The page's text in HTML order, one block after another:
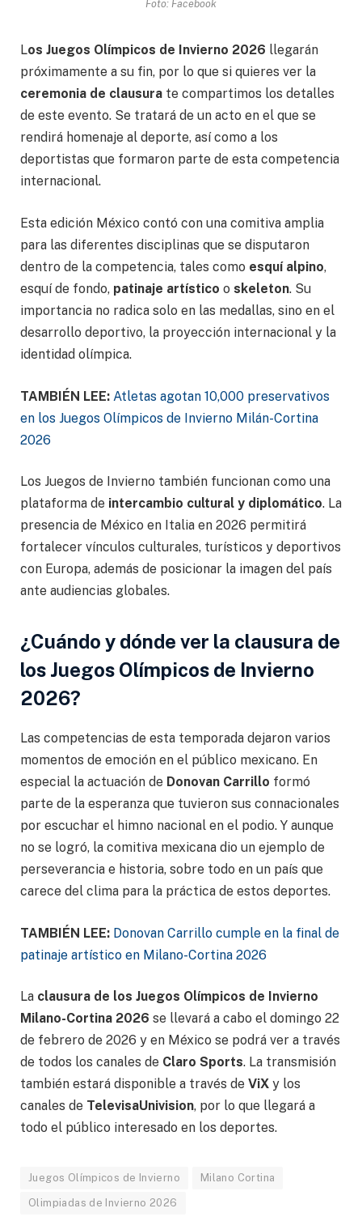
Foto: Facebook
Los Juegos Olímpicos de Invierno 2026 llegarán
próximamente a su fin, por lo que si quieres ver la
ceremonia de clausura te compartimos los detalles
de este evento. Se tratará de un acto en el que se
rendirá homenaje al deporte, así como a los
deportistas que formaron parte de esta competencia
internacional.
Esta edición México contó con una comitiva amplia
para las diferentes disciplinas que se disputaron
dentro de la competencia, tales como esquí alpino,
esquí de fondo, patinaje artístico o skeleton. Su
importancia no radica solo en las medallas, sino en el
desarrollo deportivo, la proyección internacional y la
identidad olímpica.
TAMBIÉN LEE: Atletas agotan 10,000 preservativos
en los Juegos Olímpicos de Invierno Milán-Cortina
2026
Los Juegos de Invierno también funcionan como una
plataforma de intercambio cultural y diplomático. La
presencia de México en Italia en 2026 permitirá
fortalecer vínculos culturales, turísticos y deportivos
con Europa, además de posicionar la imagen del país
ante audiencias globales.
¿Cuándo y dónde ver la clausura de
los Juegos Olímpicos de Invierno
2026?
Las competencias de esta temporada dejaron varios
momentos de emoción en el público mexicano. En
especial la actuación de Donovan Carrillo formó
parte de la esperanza que tuvieron sus connacionales
por escuchar el himno nacional en el podio. Y aunque
no se logró, la comitiva mexicana dio un ejemplo de
perseverancia e historia, sobre todo en un país que
carece del clima para la práctica de estos deportes.
TAMBIÉN LEE: Donovan Carrillo cumple en la final de
patinaje artístico en Milano-Cortina 2026
La clausura de los Juegos Olímpicos de Invierno
Milano-Cortina 2026 se llevará a cabo el domingo 22
de febrero de 2026 y en México se podrá ver a través
de todos los canales de Claro Sports. La transmisión
también estará disponible a través de ViX y los
canales de TelevisaUnivision, por lo que llegará a
todo el público interesado en los deportes.
Juegos Olímpicos de Invierno Milano Cortina
Olimpiadas de Invierno 2026